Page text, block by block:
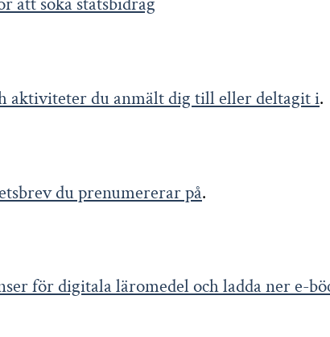
aktiviteter du anmält dig till eller deltagit i.
du prenumererar på.
för digitala läromedel och ladda ner e-